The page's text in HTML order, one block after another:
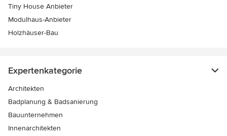
Tiny House Anbieter
Modulhaus-Anbieter
Holzhäuser-Bau
Expertenkategorie
Architekten
Badplanung & Badsanierung
Bauunternehmen
Innenarchitekten